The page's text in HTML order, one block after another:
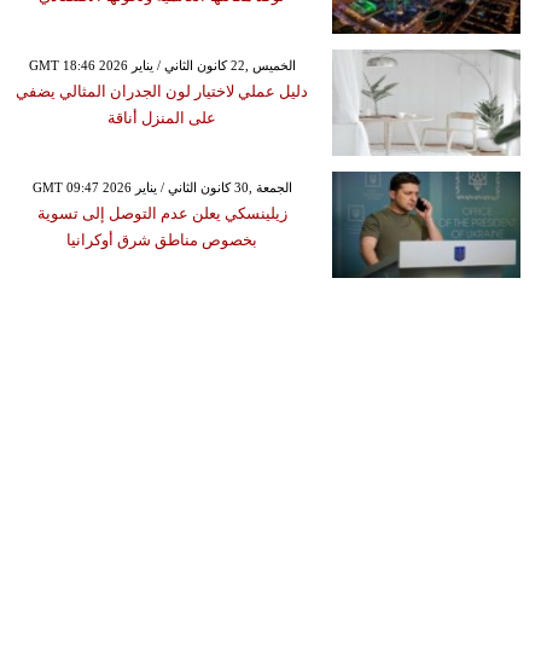
GMT 18:46 2026 الخميس ,22 كانون الثاني / يناير
دليل عملي لاختيار لون الجدران المثالي يضفي
على المنزل أناقة
GMT 09:47 2026 الجمعة ,30 كانون الثاني / يناير
زيلينسكي يعلن عدم التوصل إلى تسوية
بخصوص مناطق شرق أوكرانيا